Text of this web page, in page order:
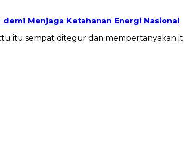
Menjaga Ketahanan Energi Nasional
itu sempat ditegur dan mempertanyakan